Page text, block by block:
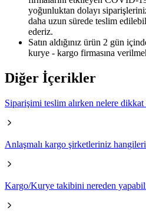
yoğunluktan dolayı
daha uzun sürede teslim
ederiz.​
​Satın aldığınız ürün 2 gün
kurye - kargo firmasına
Diğer İçerikler
Siparişimi teslim alırken nelere
Anlaşmalı kargo şirketleriniz
Kargo/Kurye takibini nereden